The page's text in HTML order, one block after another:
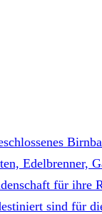
für
sind für